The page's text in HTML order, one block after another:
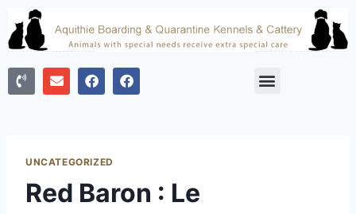
UNCATEGORIZED
Red Baron : Le